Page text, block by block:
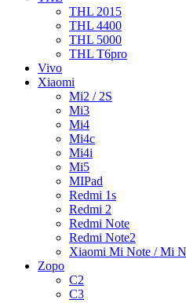
THL 2015
THL 4400
THL 5000
THL T6pro
Vivo
Xiaomi
Mi2 / 2S
Mi3
Mi4
Mi4c
Mi4i
Mi5
MIPad
Redmi 1s
Redmi 2
Redmi Note
Redmi Note2
Xiaomi Mi Note / Mi
Zopo
C2
C3